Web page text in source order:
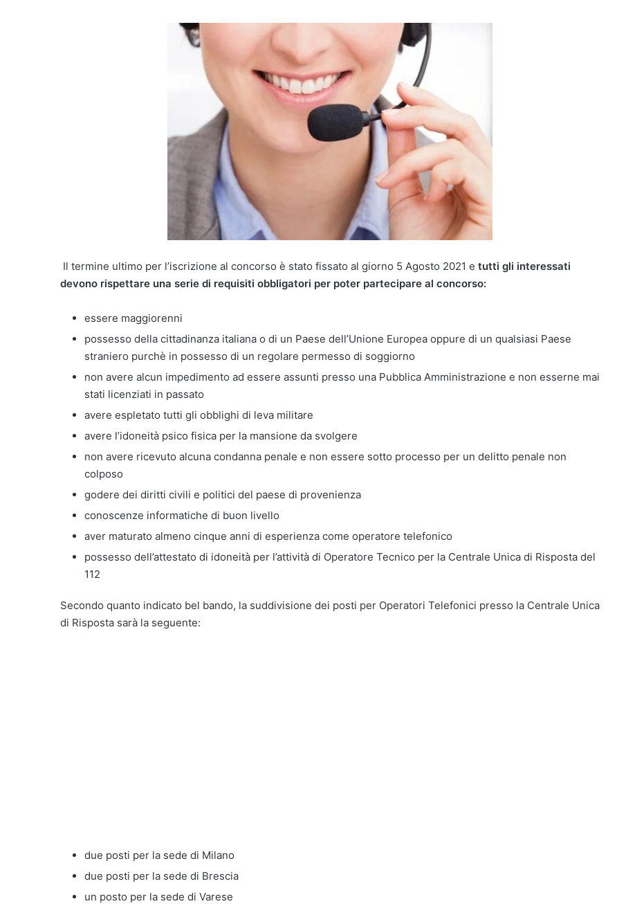
Il termine ultimo per l’iscrizione al concorso è stato fissato al giorno 5 Agosto 2021 e tutti gli interessati
devono rispettare una serie di requisiti obbligatori per poter partecipare al concorso:
essere maggiorenni
possesso della cittadinanza italiana o di un Paese dell’Unione Europea oppure di un qualsiasi Paese
straniero purchè in possesso di un regolare permesso di soggiorno
non avere alcun impedimento ad essere assunti presso una Pubblica Amministrazione e non esserne mai
stati licenziati in passato
avere espletato tutti gli obblighi di leva militare
avere l’idoneità psico fisica per la mansione da svolgere
non avere ricevuto alcuna condanna penale e non essere sotto processo per un delitto penale non
colposo
godere dei diritti civili e politici del paese di provenienza
conoscenze informatiche di buon livello
aver maturato almeno cinque anni di esperienza come operatore telefonico
possesso dell’attestato di idoneità per l’attività di Operatore Tecnico per la Centrale Unica di Risposta del
112
Secondo quanto indicato bel bando, la suddivisione dei posti per Operatori Telefonici presso la Centrale Unica
di Risposta sarà la seguente:
due posti per la sede di Milano
due posti per la sede di Brescia
un posto per la sede di Varese